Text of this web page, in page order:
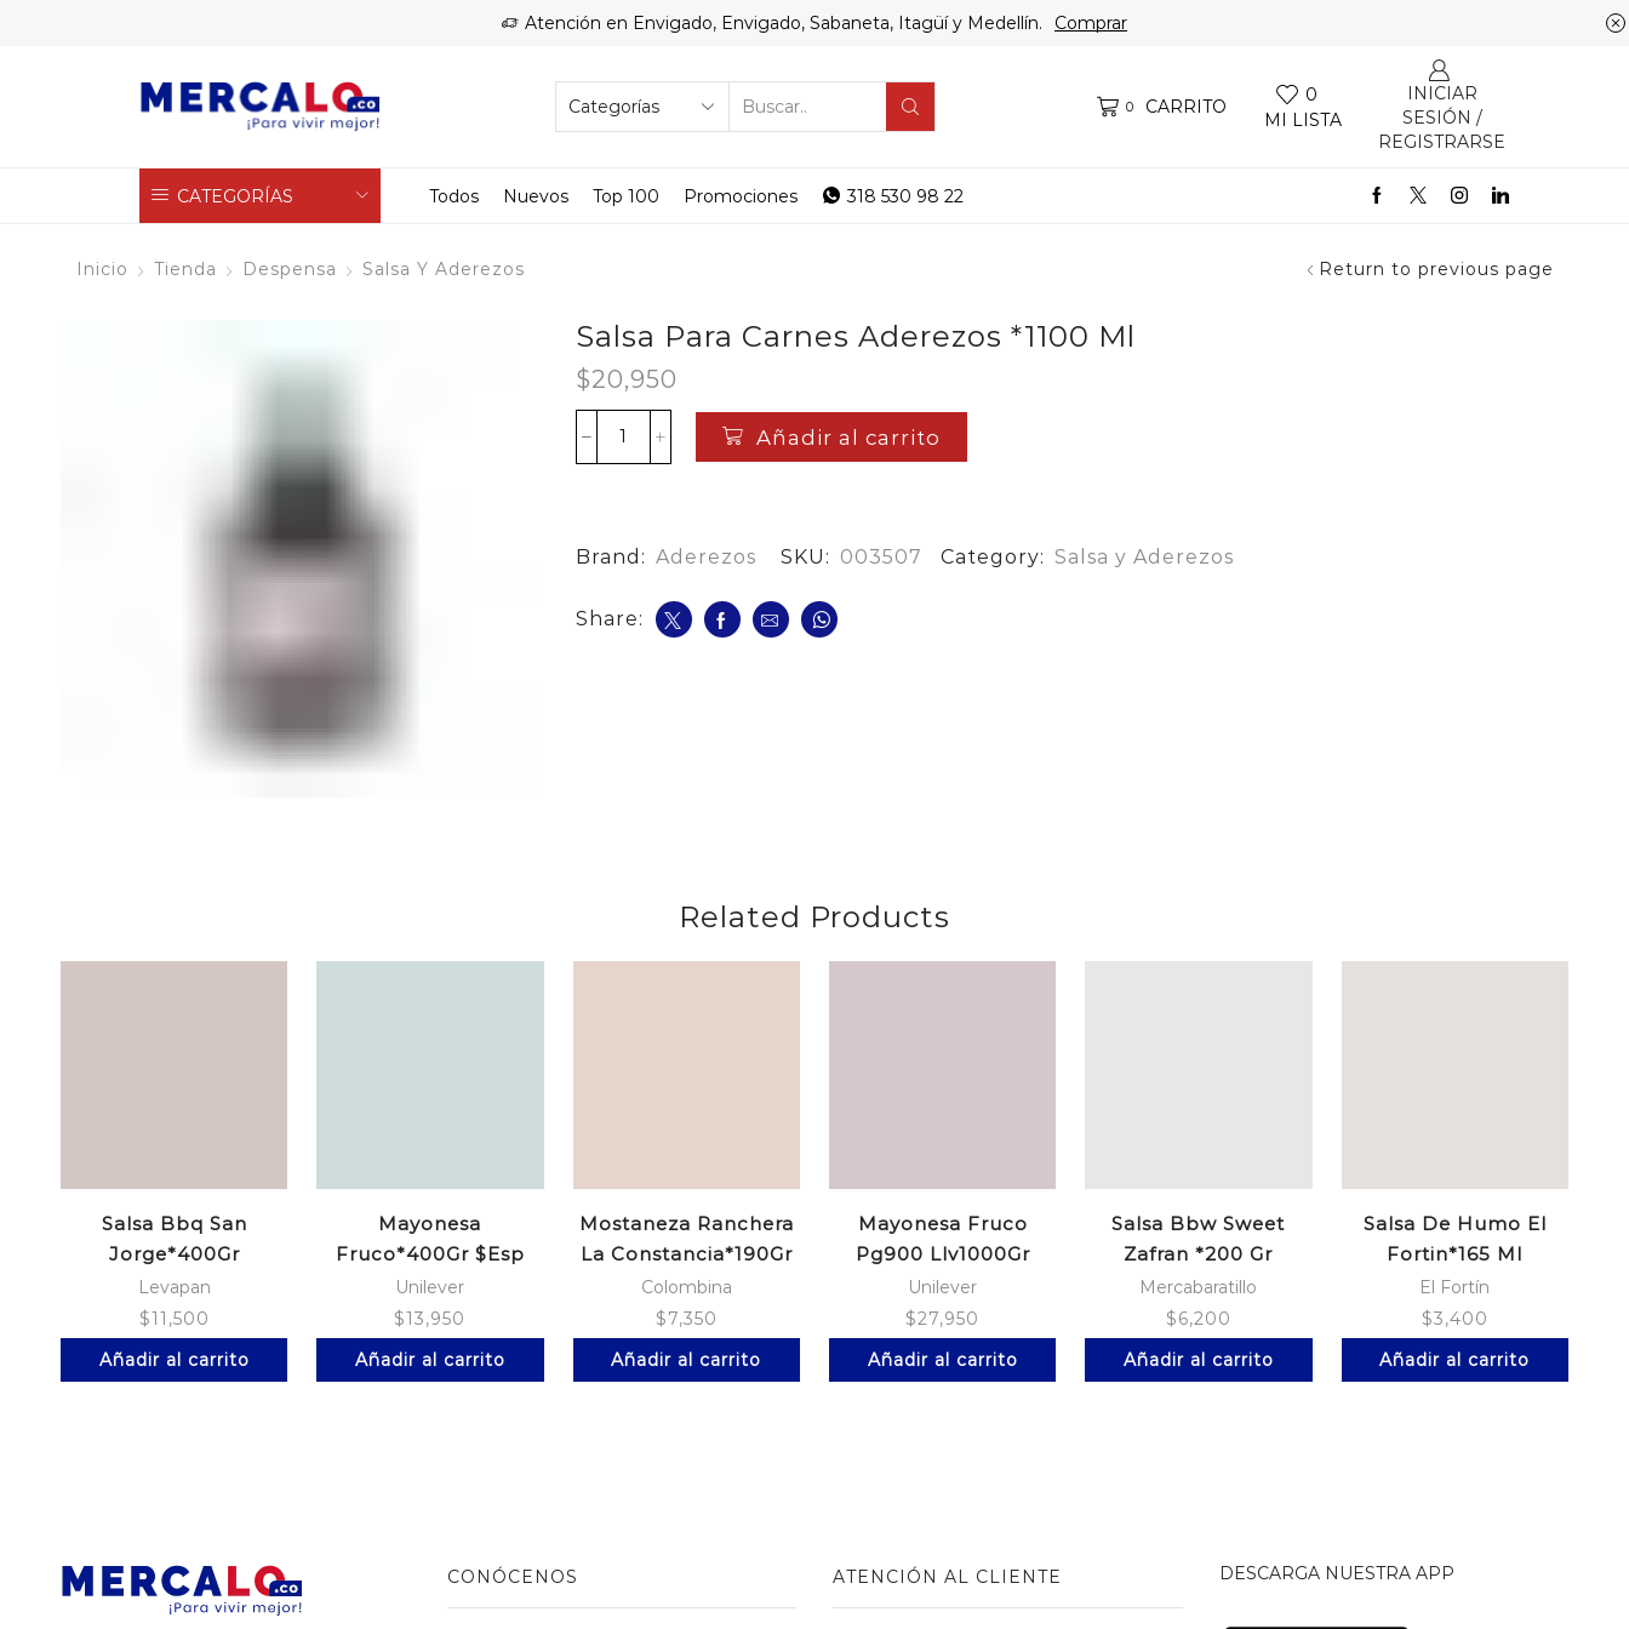
Atención en Envigado, Envigado, Sabaneta, Itagüí y Medellín. Comprar
SEARCH
0 CARRITO
0
MI LISTA
INICIAR
SESIÓN /
REGISTRARSE
CATEGORÍAS Todos Nuevos Top 100 Promociones 318 530 98 22
Inicio Tienda Despensa Salsa Y Aderezos Return to previous page
Salsa Para Carnes Aderezos *1100 Ml
$20,950
Salsa
Para
*1100
Ml
Añadir al carrito
Brand: Aderezos SKU: 003507 Category: Salsa y Aderezos
Share:
Related Products
Salsa Bbq San
Jorge*400Gr
Doypack
Levapan
$11,500
Añadir al carrito
Mayonesa
Fruco*400Gr $Esp
Doypack
Unilever
$13,950
Añadir al carrito
Mostaneza Ranchera
La Constancia*190Gr
Colombina
$7,350
Añadir al carrito
Mayonesa Fruco
Pg900 Llv1000Gr
Unilever
$27,950
Añadir al carrito
Salsa Bbw Sweet
Zafran *200 Gr
Mercabaratillo
$6,200
Añadir al carrito
Salsa De Humo El
Fortin*165 Ml
El Fortín
$3,400
Añadir al carrito
CONÓCENOS ATENCIÓN AL CLIENTE DESCARGA NUESTRA APP